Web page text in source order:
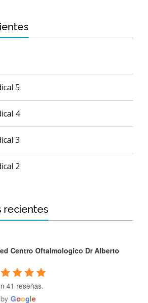
5
4
3
2
recientes
Centro Oftalmologico Dr Alberto
41 reseñas.
Google